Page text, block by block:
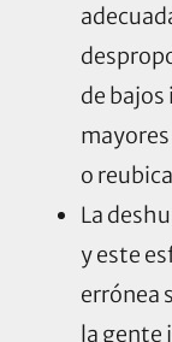
de bajos
o
La
y este
errónea
la gente